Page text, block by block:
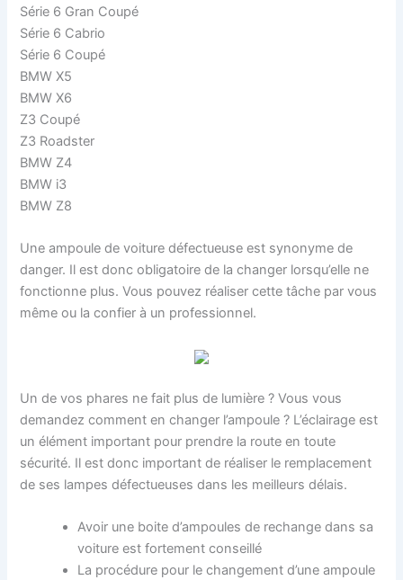
Série 6 Gran Coupé
Série 6 Cabrio
Série 6 Coupé
BMW X5
BMW X6
Z3 Coupé
Z3 Roadster
BMW Z4
BMW i3
BMW Z8
Une ampoule de voiture défectueuse est synonyme de
danger. Il est donc obligatoire de la changer lorsqu’elle ne
fonctionne plus. Vous pouvez réaliser cette tâche par vous
même ou la confier à un professionnel.
Un de vos phares ne fait plus de lumière ? Vous vous
demandez comment en changer l’ampoule ? L’éclairage est
un élément important pour prendre la route en toute
sécurité. Il est donc important de réaliser le remplacement
de ses lampes défectueuses dans les meilleurs délais.
Avoir une boite d’ampoules de rechange dans sa
voiture est fortement conseillé
La procédure pour le changement d’une ampoule